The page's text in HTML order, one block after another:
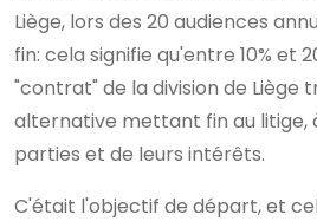
Liège, lors des 20 audiences
fin: cela signifie qu'entre 10% et
"contrat" de la division de Liège
alternative mettant fin au litige,
parties et de leurs intérêts.
C'était l'objectif de départ, et